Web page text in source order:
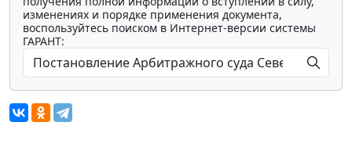
изменениях и порядке применения документа,
воспользуйтесь поиском в Интернет-версии системы
ГАРАНТ: